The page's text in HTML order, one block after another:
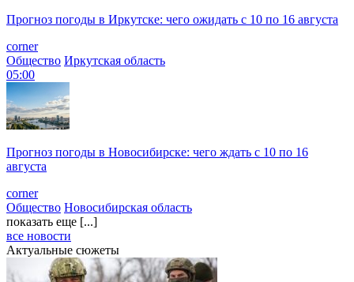
Прогноз погоды в Иркутске: чего ожидать с 10 по 16 августа
corner
Общество Иркутская область
05:00
Прогноз погоды в Новосибирске: чего ждать с 10 по 16
августа
corner
Общество Новосибирская область
показать еще [...]
все новости
Актуальные сюжеты